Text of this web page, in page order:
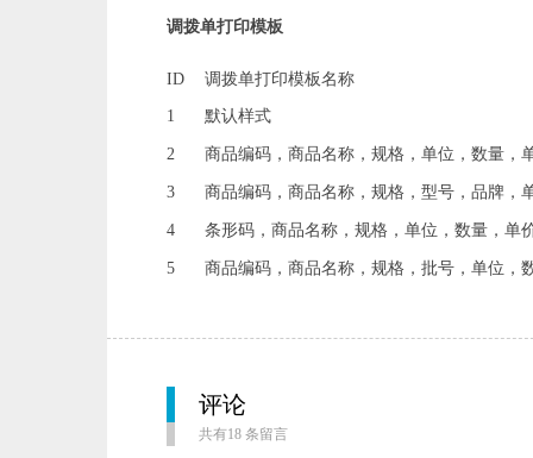
调拨单打印模板
ID 调拨单打印模板名称
1 默认样式
2 商品编码，商品名称，规格，单位，数量，
3 商品编码，商品名称，规格，型号，品牌，
4 条形码，商品名称，规格，单位，数量，单
5 商品编码，商品名称，规格，批号，单位，
评论
共有18 条留言